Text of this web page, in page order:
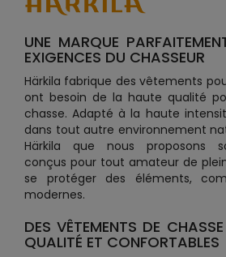
UNE MARQUE
EXIGENCES DU CHASSEUR
Härkila fabrique des vêtements
ont besoin de la haute qualité
chasse. Adapté à la haute
dans tout autre environnement
Härkila que nous proposons
conçus pour tout amateur de
se protéger des éléments,
modernes.
DES VÊTEMENTS DE
QUALITÉ ET CONFORTABLES